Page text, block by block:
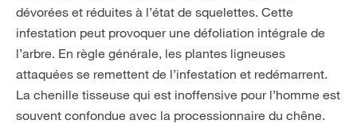
dévorées et réduites à l’état de squelettes. Cette
infestation peut provoquer une défoliation intégrale de
l’arbre. En règle générale, les plantes ligneuses
attaquées se remettent de l’infestation et redémarrent.
La chenille tisseuse qui est inoffensive pour l’homme est
souvent confondue avec la processionnaire du chêne.